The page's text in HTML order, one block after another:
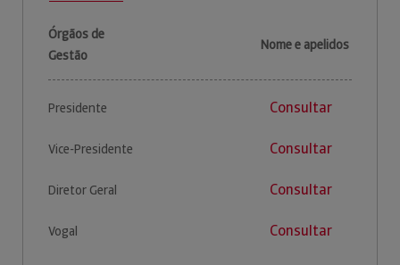
Órgãos de
Gestão
Nome e apelidos
Presidente Consultar
Vice-Presidente Consultar
Diretor Geral Consultar
Vogal Consultar